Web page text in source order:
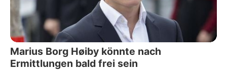
Marius Borg Høiby könnte nach
Ermittlungen bald frei sein